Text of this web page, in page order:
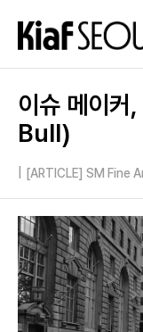
이슈 메이
Bull)
[ARTICLE] SM Fine